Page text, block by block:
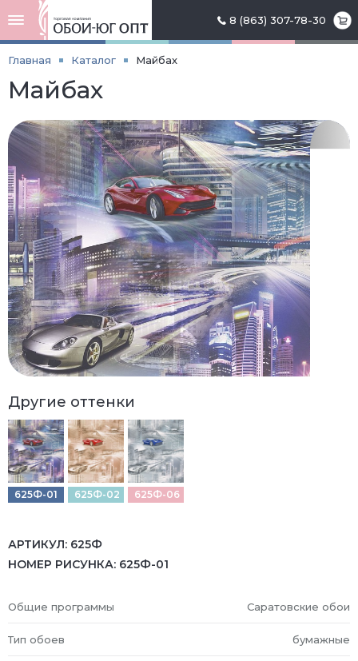
8 (863) 307-78-30
Главная Каталог Майбах
Майбах
Другие оттенки
625Ф-01 625Ф-02 625Ф-06
АРТИКУЛ: 625Ф
НОМЕР РИСУНКА: 625Ф-01
Общие программы Саратовские обои
Тип обоев бумажные